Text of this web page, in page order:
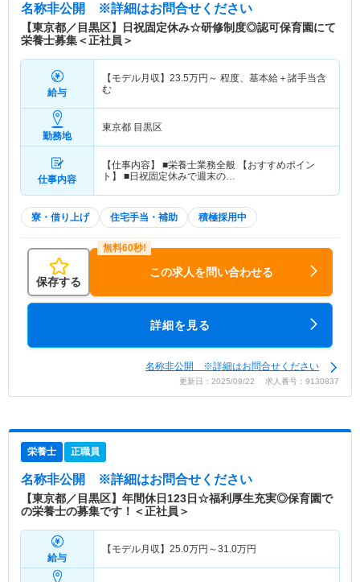
名称非公開 ※詳細はお問合せください
【東京都／目黒区】日祝固定休み☆研修制度◎認可保育園にて
栄養士募集＜正社員＞
給与
【モデル月収】 23.5万円～ 程度、基本給＋諸手当含
む
勤務地
東京都 目黒区
仕事内容
【仕事内容】 ■栄養士業務全般 【おすすめポイン
ト】 ■日祝固定休みで週末の…
寮・借り上げ 住宅手当・補助 積極採用中
保存する
この求人を問い合わせる
詳細を見る
名称非公開 ※詳細はお問合せください
更新日：2025/09/22 求人番号：9130837
栄養士 正職員
名称非公開 ※詳細はお問合せください
【東京都／目黒区】年間休日123日☆福利厚生充実◎保育園で
の栄養士の募集です！＜正社員＞
給与
【モデル月収】 25.0万円～31.0万円